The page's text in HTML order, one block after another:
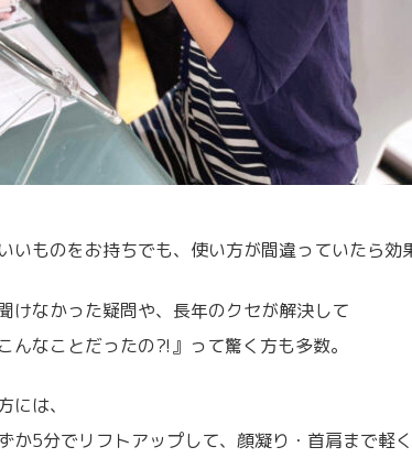
いものをお持ちでも、使い方が間違っていたら効
けなかった疑問や、長年のクセが解決して
んなことだったの⁈』って驚く方も多数。
には、
か5分でリフトアップして、顔凝り・首肩まで軽